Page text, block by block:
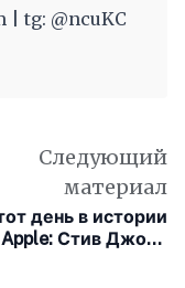
| tg: @ncuKC
Следующий
материал
день в истории
Apple: Стив Джобс